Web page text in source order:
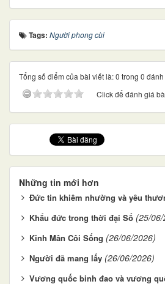
Tags: Người phong cùi
Tổng số điểm của bài viết là: 0 trong 0
Click để đánh giá
Những tin mới hơn
Đức tin khiêm nhường và yêu
Khẩu đức trong thời đại Số (25/
Kinh Mân Côi Sống (26/06/2026)
Người đã mang lấy (26/06/2026)
Vương quốc binh đao và vương